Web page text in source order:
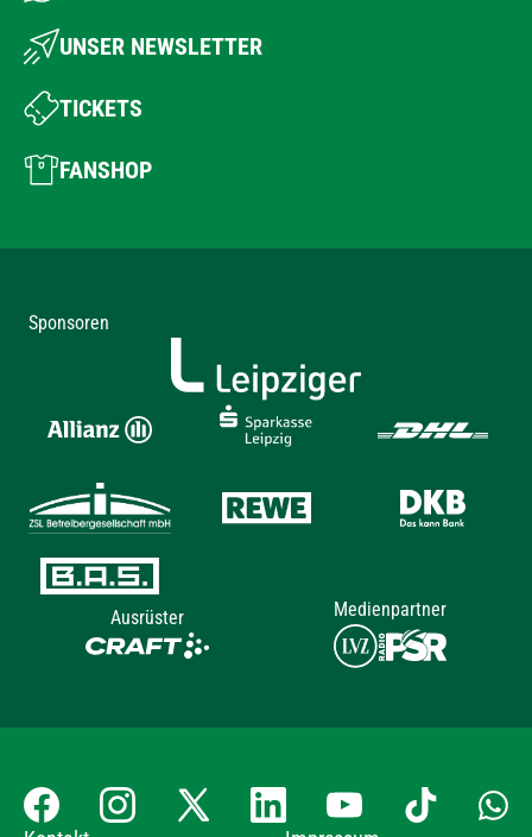
UNSER NEWSLETTER
TICKETS
FANSHOP
Sponsoren
Ausrüster Medienpartner